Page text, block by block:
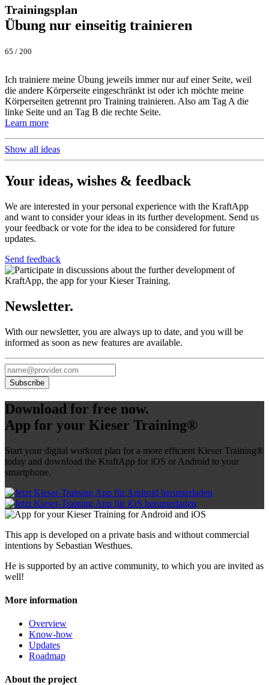
Trainingsplan
Übung nur einseitig trainieren
65 / 200
Ich trainiere meine Übung jeweils immer nur auf einer Seite, weil
die andere Körperseite eingeschränkt ist oder ich möchte meine
Körperseiten getrennt pro Training trainieren. Also am Tag A die
linke Seite und an Tag B die rechte Seite.
Learn more
Show all ideas
Your ideas, wishes & feedback
We are interested in your personal experience with the KraftApp
and want to consider your ideas in its further development. Send us
your feedback or vote for the idea to be considered for future
updates.
Send feedback
Newsletter.
With our newsletter, you are always up to date, and you will be
informed as soon as new features are available.
Download for free now.
App for your Kieser Training®
Start your digital workout plan for a more efficient Kieser Training®
today and download the KraftApp for iOS or Android to your
smartphone.
This app is developed on a private basis and without commercial
intentions by Sebastian Westhues.
He is supported by an active community, to which you are invited as
well!
More information
Overview
Know-how
Updates
Roadmap
About the project